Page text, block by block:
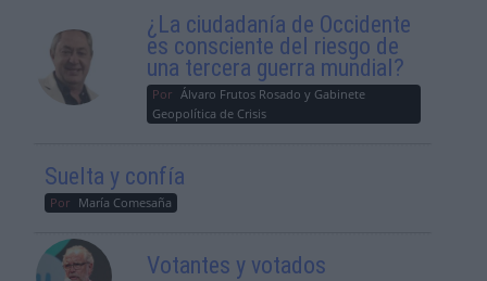
¿La ciudadanía de Occidente
es consciente del riesgo de
una tercera guerra mundial?
Por Álvaro Frutos Rosado y Gabinete
Geopolítica de Crisis
Suelta y confía
Por María Comesaña
Votantes y votados